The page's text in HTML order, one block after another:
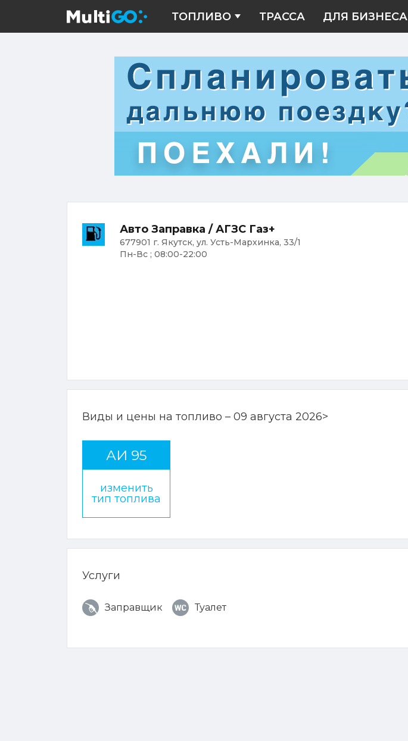
ТОПЛИВО ТРАССА ДЛЯ БИЗНЕСА
Авто Заправка / АГЗС Газ+
677901 г. Якутск, ул. Усть-Мархинка, 33/1
Пн-Вс ; 08:00-22:00
Виды и цены на топливо – 09 августа 2026>
АИ 95
изменить
тип топлива
Услуги
Заправщик Туалет